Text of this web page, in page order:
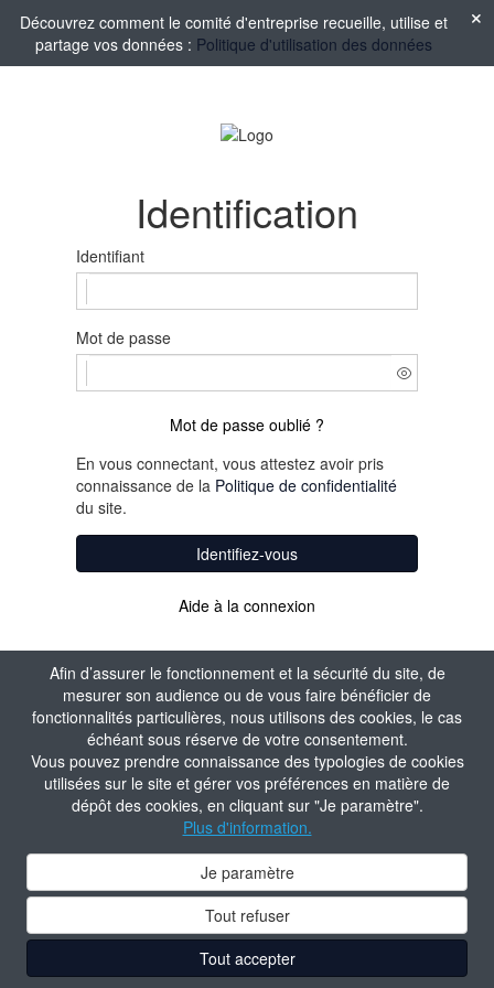
Afin d’assurer le fonctionnement et la sécurité du site, de
mesurer son audience ou de vous faire bénéficier de
fonctionnalités particulières, nous utilisons des cookies, le cas
échéant sous réserve de votre consentement.
Vous pouvez prendre connaissance des typologies de cookies
utilisées sur le site et gérer vos préférences en matière de
dépôt des cookies, en cliquant sur "Je paramètre".
Plus d'information.
Je paramètre
Tout refuser
Tout accepter
Découvrez comment le comité d'entreprise recueille, utilise et
partage vos données : Politique d'utilisation des données
Identification
Identifiant
Mot de passe
Mot de passe oublié ?
En vous connectant, vous attestez avoir pris
connaissance de la Politique de confidentialité
du site.
Identifiez-vous
Aide à la connexion